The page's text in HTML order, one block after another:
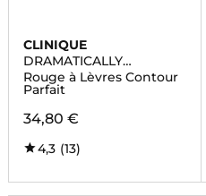
CLINIQUE
DRAMATICALLY
DIFFERENT LIPSTICK
Rouge à Lèvres Contour
Parfait
34,80 €
4,3 (13)